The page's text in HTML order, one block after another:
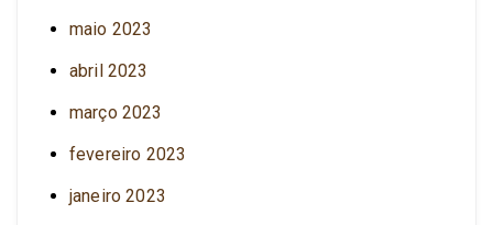
maio 2023
abril 2023
março 2023
fevereiro 2023
janeiro 2023